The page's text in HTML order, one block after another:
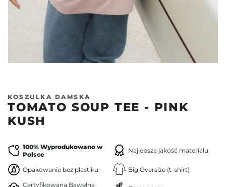
KOSZULKA DAMSKA
TOMATO SOUP TEE - PINK
KUSH
100% Wyprodukowano w
Polsce
Najlepsza jakość materiału
Opakowanie bez plastiku
Big Oversize (t-shirt)
Certyfikowana Bawełna